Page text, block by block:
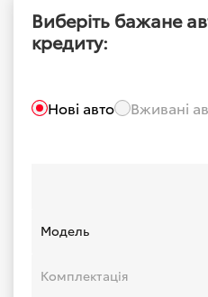
Виберіть бажане
кредиту:
Нові авто Вживані